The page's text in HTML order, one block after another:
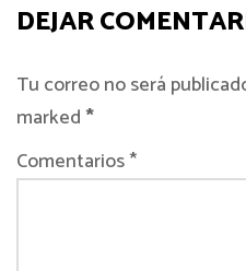
DEJAR
Tu correo no será
marked*
Comentarios *